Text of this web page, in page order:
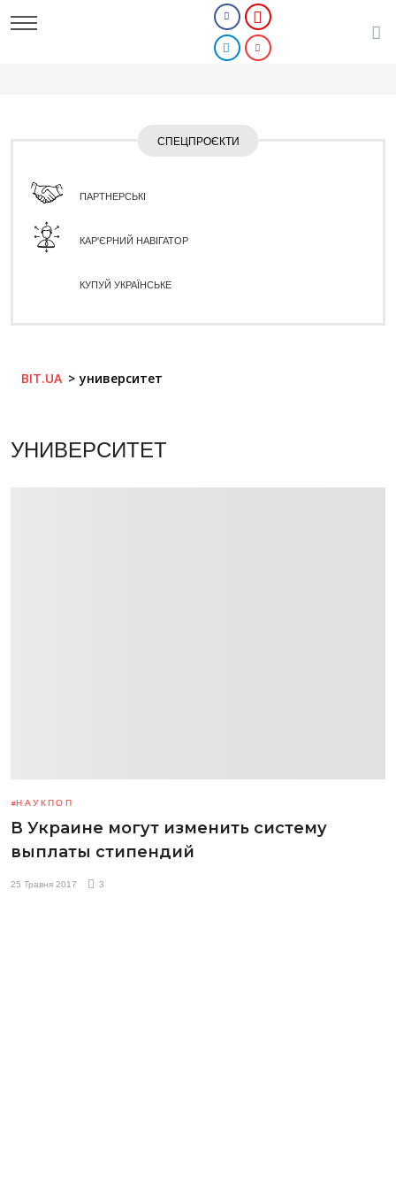
СПЕЦПРОЄКТИ
ПАРТНЕРСЬКІ
КАР'ЄРНИЙ НАВІГАТОР
КУПУЙ УКРАЇНСЬКЕ
BIT.UA университет
УНИВЕРСИТЕТ
НАУКПОП
В Украине могут изменить систему
выплаты стипендий
25 Травня 2017 3